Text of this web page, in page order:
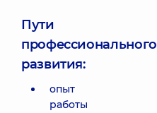
Пути
профессионального
развития:
опыт
работы